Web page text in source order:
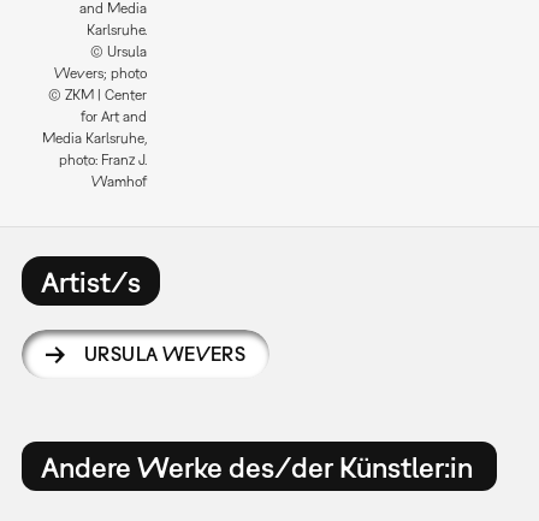
and Media
Karlsruhe.
© Ursula
Wevers; photo
© ZKM | Center
for Art and
Media Karlsruhe,
photo: Franz J.
Wamhof
Artist/s
URSULA WEVERS
Andere Werke des/der Künstler:in